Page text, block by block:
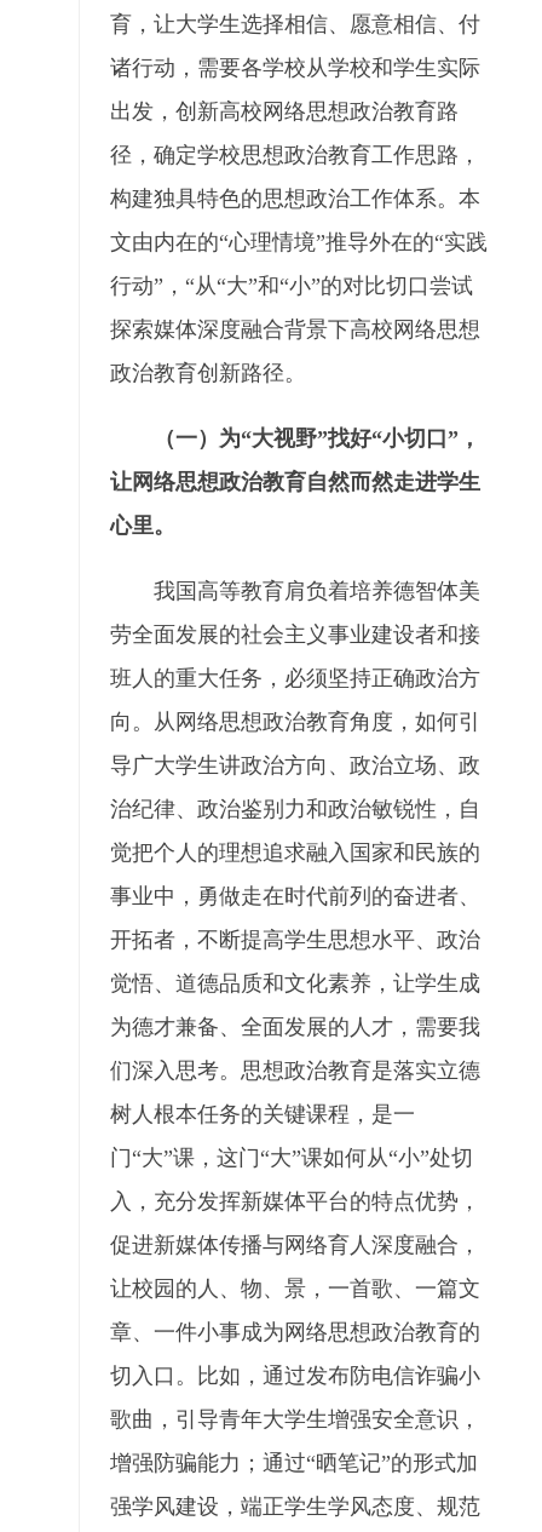
育，让大学生选择相信、愿意相信、付
诸行动，需要各学校从学校和学生实际
出发，创新高校网络思想政治教育路
径，确定学校思想政治教育工作思路，
构建独具特色的思想政治工作体系。本
文由内在的“心理情境”推导外在的“实践
行动”，“从“大”和“小”的对比切口尝试
探索媒体深度融合背景下高校网络思想
政治教育创新路径。
（一）为“大视野”找好“小切口”，
让网络思想政治教育自然而然走进学生
心里。
我国高等教育肩负着培养德智体美
劳全面发展的社会主义事业建设者和接
班人的重大任务，必须坚持正确政治方
向。从网络思想政治教育角度，如何引
导广大学生讲政治方向、政治立场、政
治纪律、政治鉴别力和政治敏锐性，自
觉把个人的理想追求融入国家和民族的
事业中，勇做走在时代前列的奋进者、
开拓者，不断提高学生思想水平、政治
觉悟、道德品质和文化素养，让学生成
为德才兼备、全面发展的人才，需要我
们深入思考。思想政治教育是落实立德
树人根本任务的关键课程，是一
门“大”课，这门“大”课如何从“小”处切
入，充分发挥新媒体平台的特点优势，
促进新媒体传播与网络育人深度融合，
让校园的人、物、景，一首歌、一篇文
章、一件小事成为网络思想政治教育的
切入口。比如，通过发布防电信诈骗小
歌曲，引导青年大学生增强安全意识，
增强防骗能力；通过“晒笔记”的形式加
强学风建设，端正学生学风态度、规范